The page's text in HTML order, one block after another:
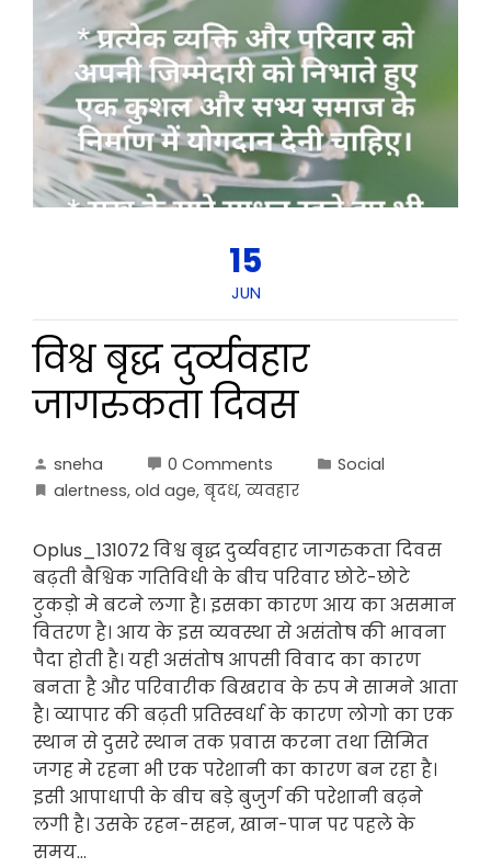
15
JUN
विश्व बृद्ध दुर्व्यवहार
जागरुकता दिवस
sneha 0 Comments
Social
alertness, old age, बृदध, व्यवहार
Oplus_131072 विश्व बृद्ध दुर्व्यवहार जागरुकता दिवस
बढ़ती बैश्विक गतिविधी के बीच परिवार छोटे-छोटे
टुकड़ो मे बटने लगा है। इसका कारण आय का असमान
वितरण है। आय के इस व्यवस्था से असंतोष की भावना
पैदा होती है। यही असंतोष आपसी विवाद का कारण
बनता है और परिवारीक बिखराव के रुप मे सामने आता
है। व्यापार की बढ़ती प्रतिस्वर्धा के कारण लोगो का एक
स्थान से दुसरे स्थान तक प्रवास करना तथा सिमित
जगह मे रहना भी एक परेशानी का कारण बन रहा है।
इसी आपाधापी के बीच बड़े बुजुर्ग की परेशानी बढ़ने
लगी है। उसके रहन-सहन, खान-पान पर पहले के
समय…